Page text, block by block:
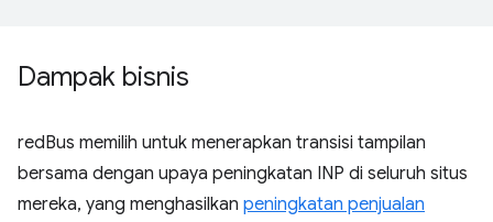
Dampak bisnis
redBus memilih untuk menerapkan transisi tampilan
bersama dengan upaya peningkatan INP di seluruh situs
mereka, yang menghasilkan peningkatan penjualan